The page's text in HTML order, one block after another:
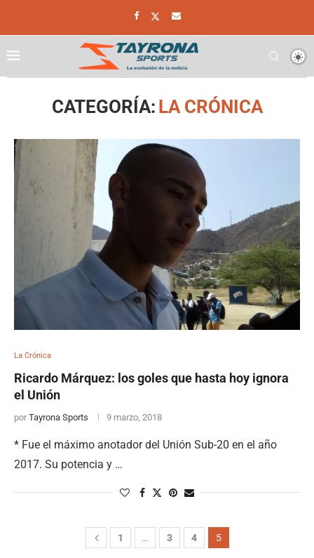
CATEGORÍA: LA CRÓNICA
La Crónica
Ricardo Márquez: los goles que hasta hoy ignora
el Unión
por Tayrona Sports 9 marzo, 2018
* Fue el máximo anotador del Unión Sub-20 en el año
2017. Su potencia y …
1 … 3 4 5